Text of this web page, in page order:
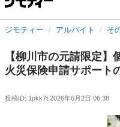
ジモティー アルバイト そ
【柳川市の元請限定】
火災保険申請サポート
投稿ID: 1pkk7t 2026年6月2日 06:38